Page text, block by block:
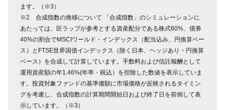
ます。（※3）
※2 合成指数の推移について 「合成指数」のシミュレーションに
あたっては、匠ラップが参考とする資産配分である株式60%、債券
40%の割合でMSCIワールド・インデックス（配当込み、円換算ベー
ス）とFTSE世界国債インデックス（除く日本、ヘッジあり・円換算
ベース）を合成して計算しています。手数料および信託報酬として
運用資産額の年1.46%(年率・税込）を控除した数値を表示していま
す。投資対象ファンドの基準価額に市場価格が反映されるタイミン
グを考慮し、合成指数の計算期間開始日および終了日を前倒して表
示しています。（※3）